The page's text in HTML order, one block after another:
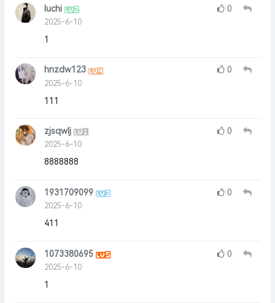
luchi
2025-6-10
0
1
hnzdw123
2025-6-10
0
111
zjsqwlj
2025-6-10
0
8888888
1931709099
2025-6-10
0
411
1073380695
2025-6-10
0
1